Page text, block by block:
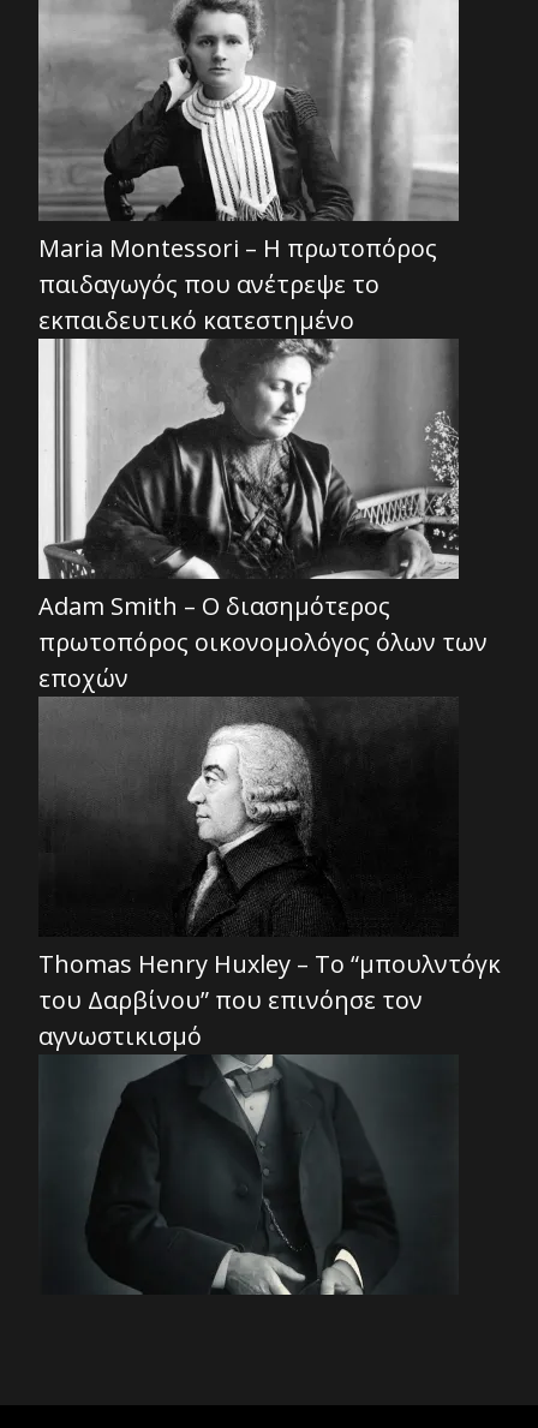
Maria Montessori – Η πρωτοπόρος
παιδαγωγός που ανέτρεψε το
εκπαιδευτικό κατεστημένο
Adam Smith – Ο διασημότερος
πρωτοπόρος οικονομολόγος όλων των
εποχών
Thomas Henry Huxley – Το “μπουλντόγκ
του Δαρβίνου” που επινόησε τον
αγνωστικισμό